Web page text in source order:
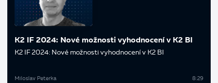
K2 IF 2024: Nové možnosti vyhodnocení v K2 BI
K2 IF 2024: Nové možnosti vyhodnocení v K2 BI
Miloslav Peterka 8:29